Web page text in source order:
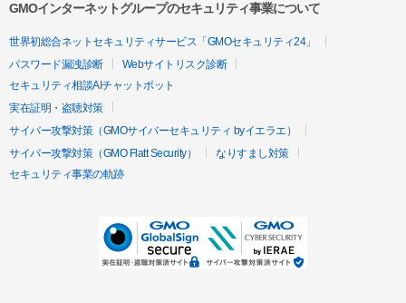
GMOインターネットグループのセキュリティ事業について
世界初総合ネットセキュリティサービス「GMOセキュリティ24」
パスワード漏洩診断
Webサイトリスク診断
セキュリティ相談AIチャットボット
実在証明・盗聴対策
サイバー攻撃対策（GMOサイバーセキュリティ byイエラエ）
サイバー攻撃対策（GMO Flatt Security）
なりすまし対策
セキュリティ事業の軌跡